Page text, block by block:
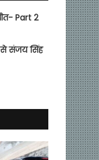
Part 2
से संजय सिंह